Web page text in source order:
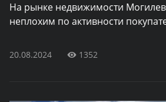
На рынке недвижимости
неплохим по активности
20.08.2024 1352